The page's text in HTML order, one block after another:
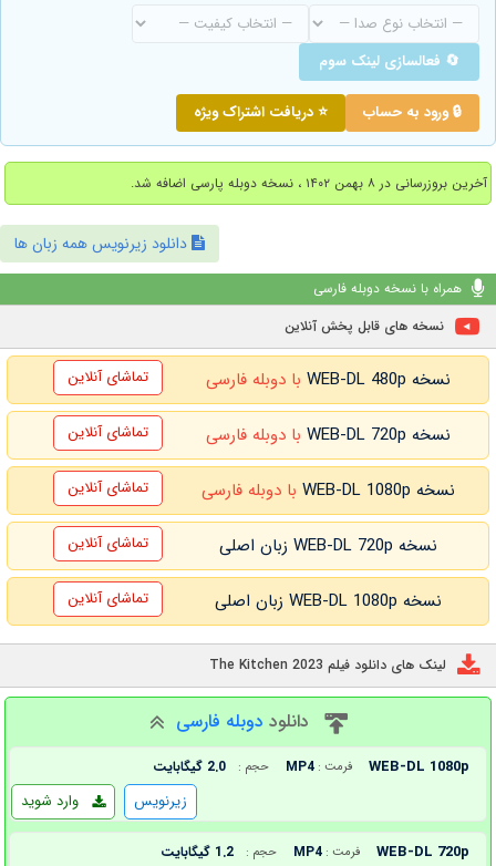
🔄 فعالسازی لینک سوم
🔒 ورود به حساب ⭐ دریافت اشتراک ویژه
آخرین بروزرسانی در ۸ بهمن ۱۴۰۲ ، نسخه دوبله پارسی اضافه شد.
دانلود زیرنویس همه زبان ها
همراه با نسخه دوبله فارسی
نسخه های قابل پخش آنلاین
نسخه WEB-DL 480p با دوبله فارسی تماشای آنلاین
نسخه WEB-DL 720p با دوبله فارسی تماشای آنلاین
نسخه WEB-DL 1080p با دوبله فارسی تماشای آنلاین
نسخه WEB-DL 720p زبان اصلی تماشای آنلاین
نسخه WEB-DL 1080p زبان اصلی تماشای آنلاین
لینک های دانلود فیلم The Kitchen 2023
دانلود دوبله فارسی
WEB-DL 1080p فرمت : MP4 حجم : 2.0 گیگابایت
وارد شوید زیرنویس
WEB-DL 720p فرمت : MP4 حجم : 1.2 گیگابایت